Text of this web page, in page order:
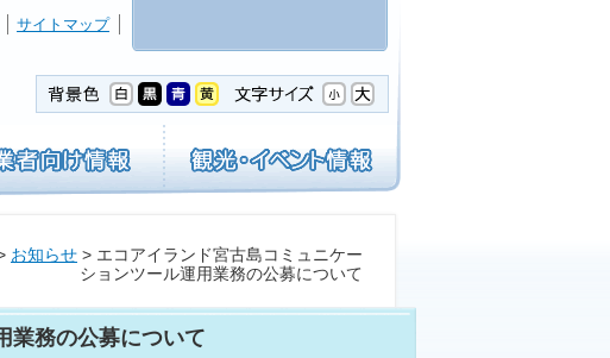
サイトマップ
お知らせ > エコアイランド宮古島コミュニケー
ションツール運用業務の公募について
業務の公募について